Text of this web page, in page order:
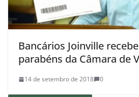
Bancários Joinville
parabéns da Câmara de
14 de setembro de 2018 0